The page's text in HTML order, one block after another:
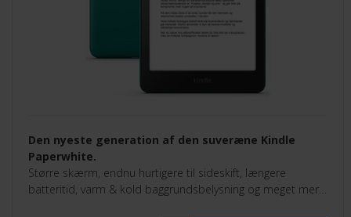
Den nyeste generation af den suveræne Kindle
Paperwhite.
Større skærm, endnu hurtigere til sideskift, længere
batteritid, varm & kold baggrundsbelysning og meget mere.